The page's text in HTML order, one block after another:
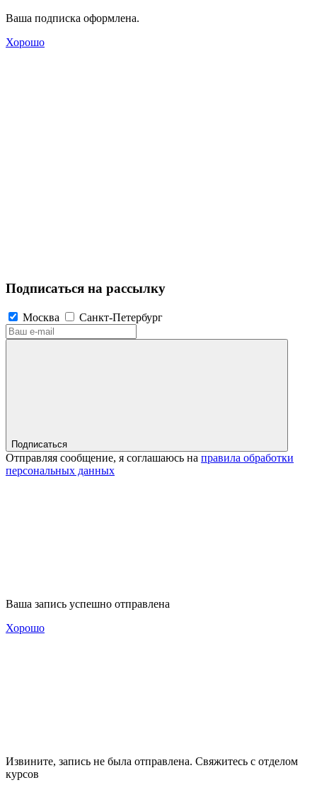
Ваша подписка оформлена.
Хорошо
Подписаться на рассылку
Москва Санкт-Петербург
Подписаться
Отправляя сообщение, я соглашаюсь на правила обработки
персональных данных
Ваша запись успешно отправлена
Хорошо
Извините, запись не была отправлена. Свяжитесь с отделом
курсов